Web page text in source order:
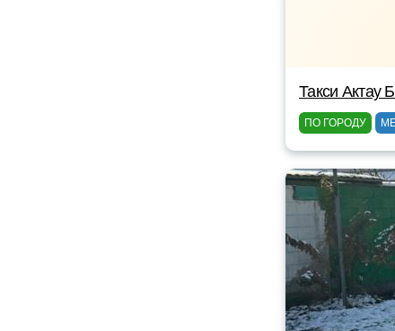
Такси Актау
ПО ГОРОДУ